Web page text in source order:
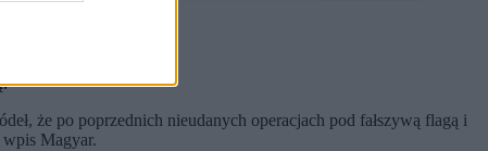
tymi krajami.
że po poprzednich nieudanych operacjach pod fałszywą flagą i
Magyar.